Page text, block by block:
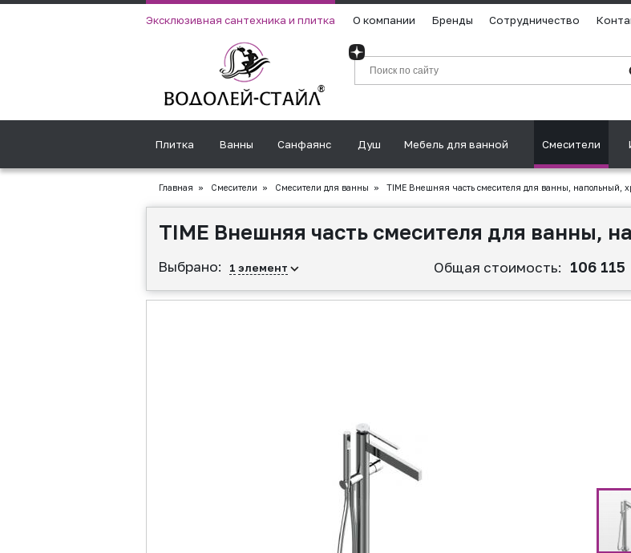
Эксклюзивная сантехника и плитка О компании Бренды Сотрудничество
Плитка Ванны Санфаянс Душ Мебель для ванной Смесители
Главная » Смесители » Смесители для ванны » TIME Внешняя часть смесителя для ванны, напольный,
TIME Внешняя часть смесителя для ванны,
Выбрано: 1 элемент Общая стоимость: 106 115